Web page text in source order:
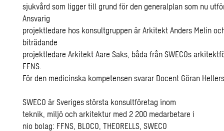
sjukvård som ligger till grund för den generalplan som nu
Ansvarig
projektledare hos konsultgruppen är Arkitekt Anders Melin
biträdande
projektledare Arkitekt Aare Saks, båda från SWECOs
FFNS.
För den medicinska kompetensen svarar Docent Göran
SWECO är Sveriges största konsultföretag inom
teknik, miljö och arkitektur med 2 200 medarbetare i
nio bolag: FFNS, BLOCO, THEORELLS, SWECO